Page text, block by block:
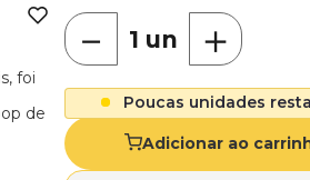
foi
de
＋
－
Poucas unidades
Adicionar ao